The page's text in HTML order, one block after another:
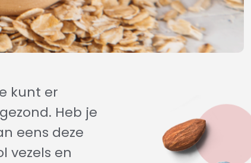
kunt er
Heb je
eens deze
vezels en